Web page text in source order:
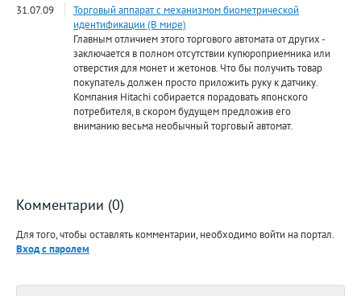
31.07.09
Торговый аппарат с механизмом биометрической
идентификации (В мире)
Главным отличием этого торгового автомата от других -
заключается в полном отсутствии купюроприемника или
отверстия для монет и жетонов. Что бы получить товар
покупатель должен просто приложить руку к датчику.
Компания Hitachi собирается порадовать японского
потребителя, в скором будущем предложив его
вниманию весьма необычный торговый автомат.
Комментарии (0)
Для того, чтобы оставлять комментарии, необходимо войти на портал.
Вход с паролем